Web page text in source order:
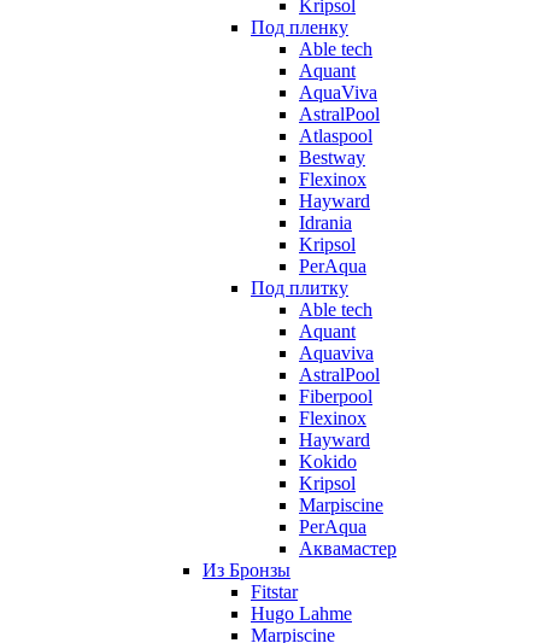
Kripsol
Под пленку
Able tech
Aquant
AquaViva
AstralPool
Atlaspool
Bestway
Flexinox
Hayward
Idrania
Kripsol
PerAqua
Под плитку
Able tech
Aquant
Aquaviva
AstralPool
Fiberpool
Flexinox
Hayward
Kokido
Kripsol
Marpiscine
PerAqua
Аквамастер
Из Бронзы
Fitstar
Hugo Lahme
Marpiscine